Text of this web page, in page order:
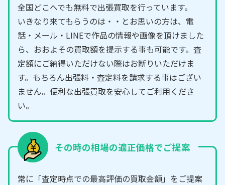
全国どこへでも無料で出張買取を行っています。
いきなり来てもらうのは・・とお思いの方は、電
話・メール・LINEで作品の情報や画像を頂けました
ら、おおよその買取額を提示する事も可能です。査
定額にご納得いただけない際はお断りいただけま
す。もちろん出張料・査定料を請求する事はござい
ません。便利な出張買取を安心してご利用くださ
い。
その時の相場の適正価格でご提案
常に「査定時点での最高評価の買取金額」をご提案